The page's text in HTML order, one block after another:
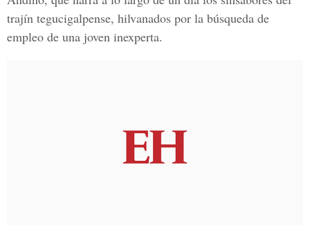
trajín tegucigalpense, hilvanados por la búsqueda de
empleo de una joven inexperta.